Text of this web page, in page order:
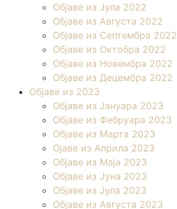
Објаве из Јула 2022
Објаве из Августа 2022
Објаве из Септембра 2022
Објаве из Октобра 2022
Објаве из Новембра 2022
Објаве из Децембра 2022
Објаве из 2023
Објаве из Јануара 2023
Објаве из Фебруара 2023
Објаве из Марта 2023
Ојаве из Априла 2023
Објаве из Маја 2023
Објаве из Јуна 2023
Објаве из Јула 2023
Објаве из Августа 2023